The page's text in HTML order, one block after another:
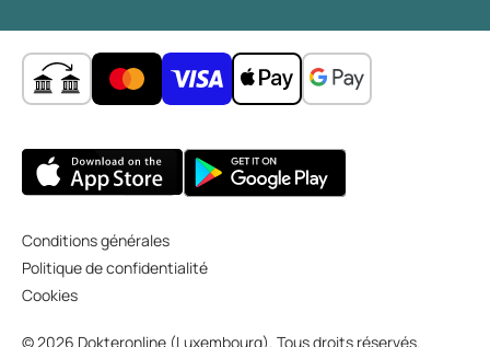
Conditions générales
Politique de confidentialité
Cookies
© 2026 Dokteronline (Luxembourg). Tous droits réservés.